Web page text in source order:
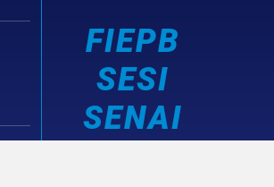
FIEPB
SESI
SENAI